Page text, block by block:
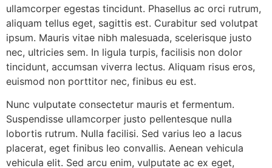
ullamcorper egestas tincidunt. Phasellus ac orci rutrum,
aliquam tellus eget, sagittis est. Curabitur sed volutpat
ipsum. Mauris vitae nibh malesuada, scelerisque justo
nec, ultricies sem. In ligula turpis, facilisis non dolor
tincidunt, accumsan viverra lectus. Aliquam risus eros,
euismod non porttitor nec, finibus eu est.
Nunc vulputate consectetur mauris et fermentum.
Suspendisse ullamcorper justo pellentesque nulla
lobortis rutrum. Nulla facilisi. Sed varius leo a lacus
placerat, eget finibus leo convallis. Aenean vehicula
vehicula elit. Sed arcu enim, vulputate ac ex eget,